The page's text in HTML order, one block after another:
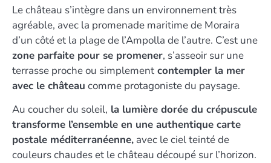
Le château s’intègre dans un environnement très
agréable, avec la promenade maritime de Moraira
d’un côté et la plage de l’Ampolla de l’autre. C’est une
zone parfaite pour se promener, s’asseoir sur une
terrasse proche ou simplement contempler la mer
avec le château comme protagoniste du paysage.
Au coucher du soleil, la lumière dorée du crépuscule
transforme l’ensemble en une authentique carte
postale méditerranéenne, avec le ciel teinté de
couleurs chaudes et le château découpé sur l’horizon.